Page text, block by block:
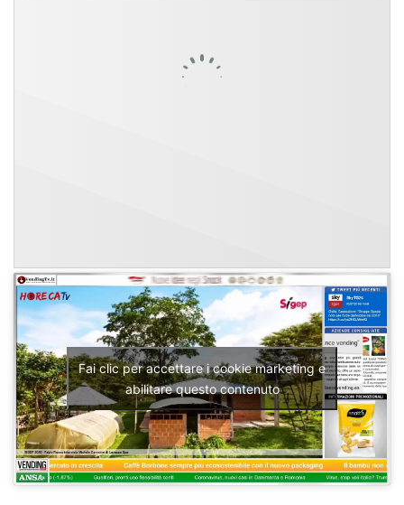
Fai clic per accettare i cookie marketing e
abilitare questo contenuto